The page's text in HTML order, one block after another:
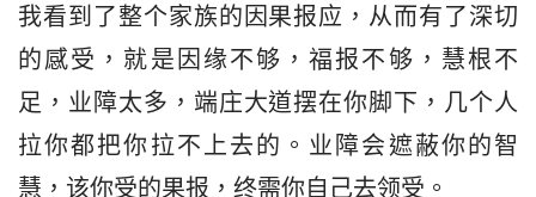
我看到了整个家族的因果报应，从而有了深切
的感受，就是因缘不够，福报不够，慧根不
足，业障太多，端庄大道摆在你脚下，几个人
拉你都把你拉不上去的。业障会遮蔽你的智
慧，该你受的果报，终需你自己去领受。